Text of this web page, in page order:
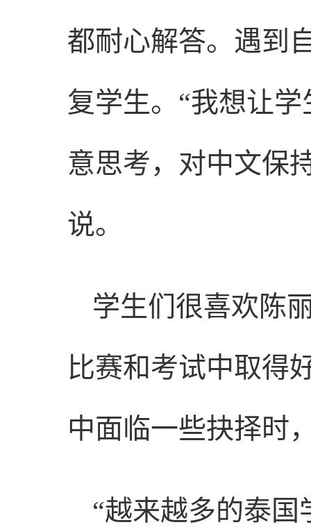
都耐心解答。遇到
复学生。“我想让
意思考，对中文保
说。
学生们很喜欢陈
比赛和考试中取得
中面临一些抉择时
“越来越多的泰